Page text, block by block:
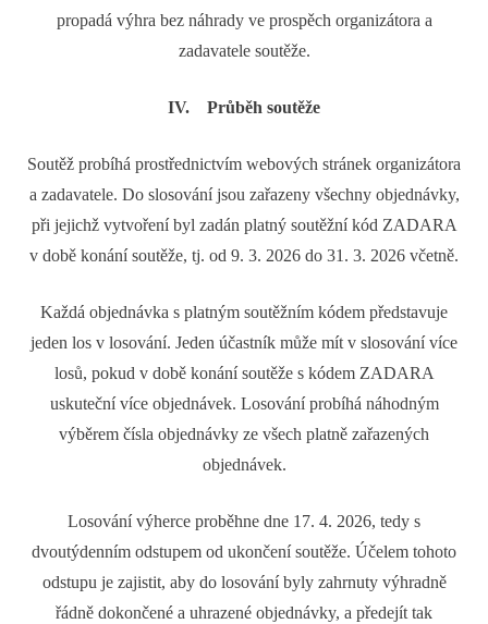
propadá výhra bez náhrady ve prospěch organizátora a
zadavatele soutěže.
IV. Průběh soutěže
Soutěž probíhá prostřednictvím webových stránek organizátora
a zadavatele. Do slosování jsou zařazeny všechny objednávky,
při jejichž vytvoření byl zadán platný soutěžní kód ZADARA
v době konání soutěže, tj. od 9. 3. 2026 do 31. 3. 2026 včetně.
Každá objednávka s platným soutěžním kódem představuje
jeden los v losování. Jeden účastník může mít v slosování více
losů, pokud v době konání soutěže s kódem ZADARA
uskuteční více objednávek. Losování probíhá náhodným
výběrem čísla objednávky ze všech platně zařazených
objednávek.
Losování výherce proběhne dne 17. 4. 2026, tedy s
dvoutýdenním odstupem od ukončení soutěže. Účelem tohoto
odstupu je zajistit, aby do losování byly zahrnuty výhradně
řádně dokončené a uhrazené objednávky, a předejít tak